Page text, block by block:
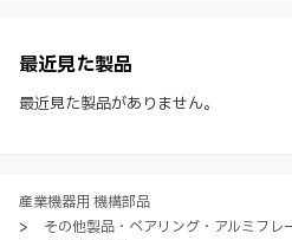
社製品の使用ご検討、又は販売促進目
※ 本WEBサイト製品情報のご利用に
約、プライバシーポリシー、製品情報
最近見た製品
最近見た製品がありません。
産業機器用 機構部品
>
その他製品・ベアリング・アルミフレ